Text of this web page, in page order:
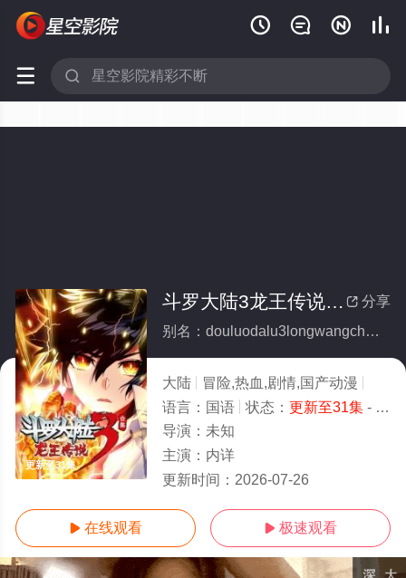
   
 
更新至31集
 分享
斗罗大陆3龙王传说动态漫画第4季
别名：douluodalu3longwangchuanshuodongtaimanhuadi4ji
大陆 冒险,热血,剧情,国产动漫
语言： 国语 状态： 更新至31集- 免费在线观看
导演： 未知
主演： 内详
更新时间： 2026-07-26
 在线观看  极速观看